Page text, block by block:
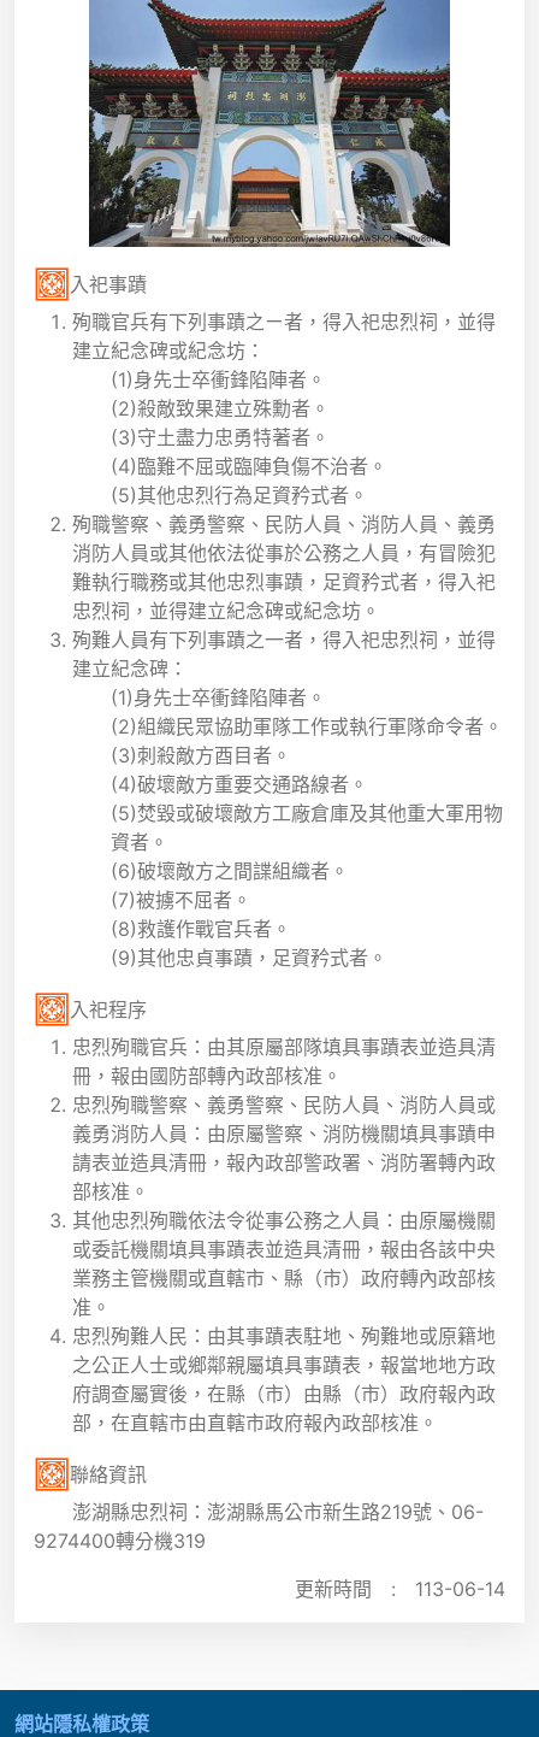
入祀事蹟
殉職官兵有下列事蹟之ㄧ者，得入祀忠烈祠，並得
建立紀念碑或紀念坊：
(1)身先士卒衝鋒陷陣者。
(2)殺敵致果建立殊勳者。
(3)守土盡力忠勇特著者。
(4)臨難不屈或臨陣負傷不治者。
(5)其他忠烈行為足資矜式者。
殉職警察、義勇警察、民防人員、消防人員、義勇
消防人員或其他依法從事於公務之人員，有冒險犯
難執行職務或其他忠烈事蹟，足資矜式者，得入祀
忠烈祠，並得建立紀念碑或紀念坊。
殉難人員有下列事蹟之一者，得入祀忠烈祠，並得
建立紀念碑：
(1)身先士卒衝鋒陷陣者。
(2)組織民眾協助軍隊工作或執行軍隊命令者。
(3)刺殺敵方酉目者。
(4)破壞敵方重要交通路線者。
(5)焚毀或破壞敵方工廠倉庫及其他重大軍用物
資者。
(6)破壞敵方之間諜組織者。
(7)被擄不屈者。
(8)救護作戰官兵者。
(9)其他忠貞事蹟，足資矜式者。
入祀程序
忠烈殉職官兵：由其原屬部隊填具事蹟表並造具清
冊，報由國防部轉內政部核准。
忠烈殉職警察、義勇警察、民防人員、消防人員或
義勇消防人員：由原屬警察、消防機關填具事蹟申
請表並造具清冊，報內政部警政署、消防署轉內政
部核准。
其他忠烈殉職依法令從事公務之人員：由原屬機關
或委託機關填具事蹟表並造具清冊，報由各該中央
業務主管機關或直轄市、縣（市）政府轉內政部核
准。
忠烈殉難人民：由其事蹟表駐地、殉難地或原籍地
之公正人士或鄉鄰親屬填具事蹟表，報當地地方政
府調查屬實後，在縣（市）由縣（市）政府報內政
部，在直轄市由直轄市政府報內政部核准。
聯絡資訊
澎湖縣忠烈祠：澎湖縣馬公市新生路219號、06-
9274400轉分機319
更新時間 : 113-06-14
網站隱私權政策